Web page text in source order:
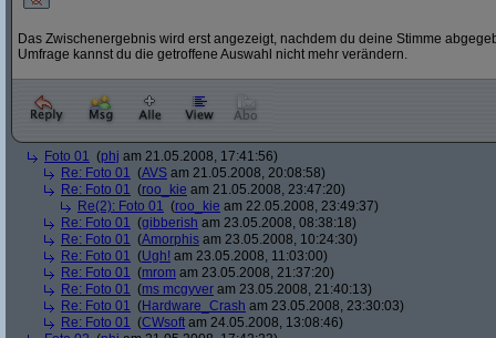
Das Zwischenergebnis wird erst angezeigt, nachdem du deine Stimme
Umfrage kannst du die getroffene Auswahl nicht mehr verändern.
Foto 01 (phj am 21.05.2008, 17:41:56)
Re: Foto 01 (AVS am 21.05.2008, 20:08:58)
Re: Foto 01 (roo_kie am 21.05.2008, 23:47:20)
Re(2): Foto 01 (roo_kie am 22.05.2008, 23:49:37)
Re: Foto 01 (gibberish am 23.05.2008, 08:38:18)
Re: Foto 01 (Amorphis am 23.05.2008, 10:24:30)
Re: Foto 01 (Ugh! am 23.05.2008, 11:03:00)
Re: Foto 01 (mrom am 23.05.2008, 21:37:20)
Re: Foto 01 (ms mcgyver am 23.05.2008, 21:40:13)
Re: Foto 01 (Hardware_Crash am 23.05.2008, 23:30:03)
Re: Foto 01 (CWsoft am 24.05.2008, 13:08:46)